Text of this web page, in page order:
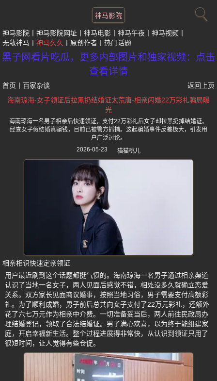
神马影院
神马影院 神马影院网址 神马电影 神马午夜
神马视频
无敌神马
神马久久 原创作者 热门话题
黑子网看片吃瓜，更多内部图片和独家视频：点击
查看详情
首页 百家杂谈
返回上页
海南琼海-女子领证后拉黑扔结婚证太荒唐-相亲闪婚22万彩礼骗局曝
光
海南琼海一名男子相亲后快速领证，支付22万彩礼后女子却拉黑扔掉结婚证。
经查女子假结婚真骗钱，目前已被警方抓捕。这起骗婚事件反差极大，引发用
户广泛讨论。
2026-05-23
猫猫桃儿
相亲相识快速定亲领证
用户最近刷到这个话题都挺气愤的。海南琼海一名男子通过相亲渠道
认识了当地一名女子，两人见面后感觉不错，相处没多久就确立恋爱
关系。双方家长见面商议婚事，按照当地习俗，男子需要支付高额彩
礼。为了顺利成婚，男子前后总共向女子支付了22万元彩礼，还额外
花了六七万元作为相亲中介费。一切准备妥当后，两人前往民政局办
理结婚登记，领取了合法结婚证。男子满心欢喜，以为终于能组建家
庭，开启幸福新生活。整个过程进展得非常快，从认识到领证只用了
很短时间，让人觉得有些仓促。